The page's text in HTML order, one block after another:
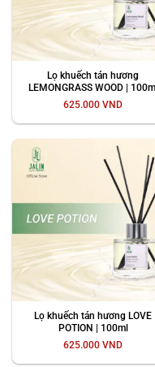
Lọ khuếch tán hương
LEMONGRASS WOOD |
625.000 VND
Lọ khuếch tán hương LOVE
POTION | 100ml
625.000 VND